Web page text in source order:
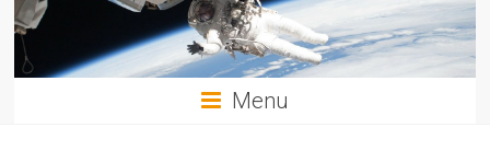
des
sciences
Menu